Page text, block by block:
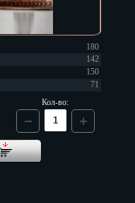
180
142
150
71
Кол-во: